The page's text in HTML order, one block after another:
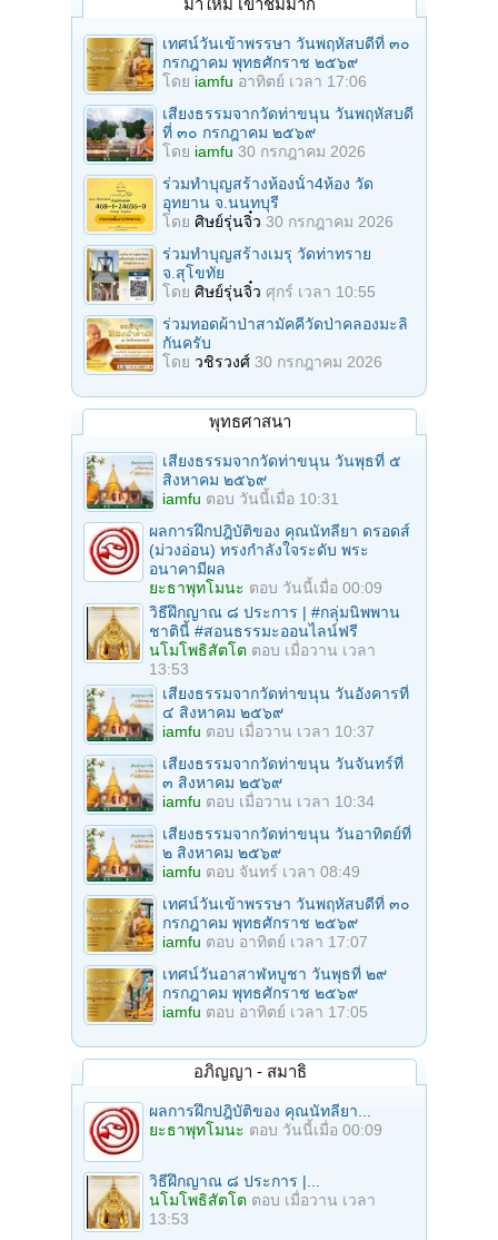
เทศน์วันเข้าพรรษา วันพฤหัสบดีที่ ๓๐
กรกฎาคม พุทธศักราช ๒๕๖๙
โดย iamfu อาทิตย์ เวลา 17:06
เสียงธรรมจากวัดท่าขนุน วันพฤหัสบดี
ที่ ๓๐ กรกฎาคม ๒๕๖๙
โดย iamfu 30 กรกฎาคม 2026
ร่วมทําบุญสร้างห้องนั้า4ห้อง วัด
อุทยาน จ.นนทบุรี
โดย ศิษย์รุ่นจิ๋ว 30 กรกฎาคม 2026
ร่วมทําบุญสร้างเมรุ วัดท่าทราย
จ.สุโขทัย
โดย ศิษย์รุ่นจิ๋ว ศุกร์ เวลา 10:55
ร่วมทอดผ้าป่าสามัคคีวัดป่าคลองมะลิ
กันครับ
โดย วชิรวงศ์ 30 กรกฎาคม 2026
พุทธศาสนา
เสียงธรรมจากวัดท่าขนุน วันพุธที่ ๕
สิงหาคม ๒๕๖๙
iamfu ตอบ วันนี้เมื่อ 10:31
ผลการฝึกปฎิบัติของ คุณนัทลียา ดรอดส์
(ม่วงอ่อน) ทรงกำลังใจระดับ พระ
อนาคามีผล
ยะธาพุทโมนะ ตอบ วันนี้เมื่อ 00:09
วิธีฝึกญาณ ๘ ประการ | #กลุ่มนิพพาน
ชาตินี้ #สอนธรรมะออนไลน์ฟรี
นโมโพธิสัตโต ตอบ เมื่อวาน เวลา
13:53
เสียงธรรมจากวัดท่าขนุน วันอังคารที่
๔ สิงหาคม ๒๕๖๙
iamfu ตอบ เมื่อวาน เวลา 10:37
เสียงธรรมจากวัดท่าขนุน วันจันทร์ที่
๓ สิงหาคม ๒๕๖๙
iamfu ตอบ เมื่อวาน เวลา 10:34
เสียงธรรมจากวัดท่าขนุน วันอาทิตย์ที่
๒ สิงหาคม ๒๕๖๙
iamfu ตอบ จันทร์ เวลา 08:49
เทศน์วันเข้าพรรษา วันพฤหัสบดีที่ ๓๐
กรกฎาคม พุทธศักราช ๒๕๖๙
iamfu ตอบ อาทิตย์ เวลา 17:07
เทศน์วันอาสาฬหบูชา วันพุธที่ ๒๙
กรกฎาคม พุทธศักราช ๒๕๖๙
iamfu ตอบ อาทิตย์ เวลา 17:05
อภิญญา - สมาธิ
ผลการฝึกปฎิบัติของ คุณนัทลียา...
ยะธาพุทโมนะ ตอบ วันนี้เมื่อ 00:09
วิธีฝึกญาณ ๘ ประการ |...
นโมโพธิสัตโต ตอบ เมื่อวาน เวลา
13:53